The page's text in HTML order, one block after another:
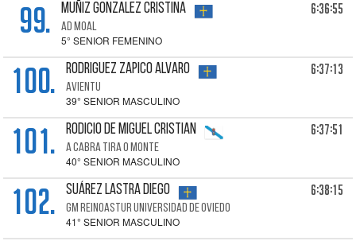
99. MUÑIZ GONZALEZ Cristina
AD MOAL
5° SENIOR FEMENINO
6:36:55
100. RODRIGUEZ ZAPICO Alvaro
AVIENTU
39° SENIOR MASCULINO
6:37:13
101. RODICIO DE MIGUEL Cristian
A CABRA TIRA O MONTE
40° SENIOR MASCULINO
6:37:51
102. SUÁREZ LASTRA Diego
GM REINOASTUR UNIVERSIDAD DE OVIEDO
41° SENIOR MASCULINO
6:38:15